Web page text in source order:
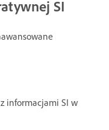
SI
informacjami SI w